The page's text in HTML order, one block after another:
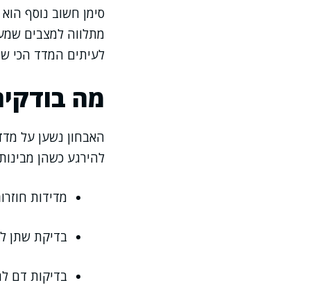
סימן חשוב נוסף
מתלווה למצבים
לעיתים המדד הכי
מה
האבחון נשען על
להירגע כשהן
מדידות
בדיקת שתן
בדיקות דם